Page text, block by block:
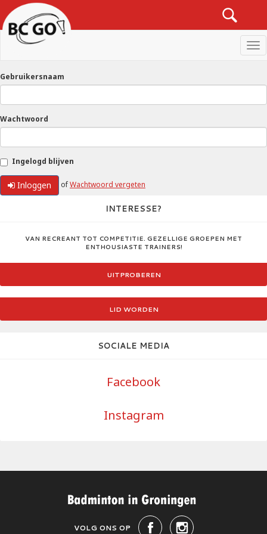
Gebruikersnaam
Wachtwoord
Ingelogd blijven
Inloggen ofWachtwoord vergeten
INTERESSE?
VAN RECREANT TOT COMPETITIE. GEZELLIGE GROEPEN MET
ENTHOUSIASTE TRAINERS!
UITPROBEREN
LID WORDEN
SOCIALE MEDIA
Facebook
Instagram
VOLG ONS OP